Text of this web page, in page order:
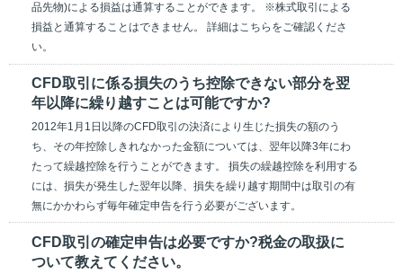
品先物)による損益は通算することができます。 ※株式取引による
損益と通算することはできません。 詳細はこちらをご確認くださ
い。
CFD取引に係る損失のうち控除できない部分を翌
年以降に繰り越すことは可能ですか?
2012年1月1日以降のCFD取引の決済により生じた損失の額のう
ち、その年控除しきれなかった金額については、翌年以降3年にわ
たって繰越控除を行うことができます。 損失の繰越控除を利用する
には、損失が発生した翌年以降、損失を繰り越す期間中は取引の有
無にかかわらず毎年確定申告を行う必要がございます。
CFD取引の確定申告は必要ですか?税金の取扱に
ついて教えてください。